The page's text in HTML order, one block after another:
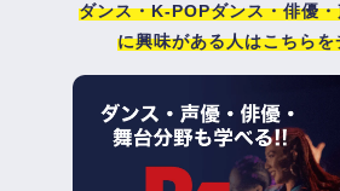
ダンス・K-POPダンス・俳優
に興味がある人はこちらを